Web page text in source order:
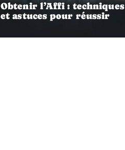
Obtenir l’Affi : techniques
et astuces pour réussir